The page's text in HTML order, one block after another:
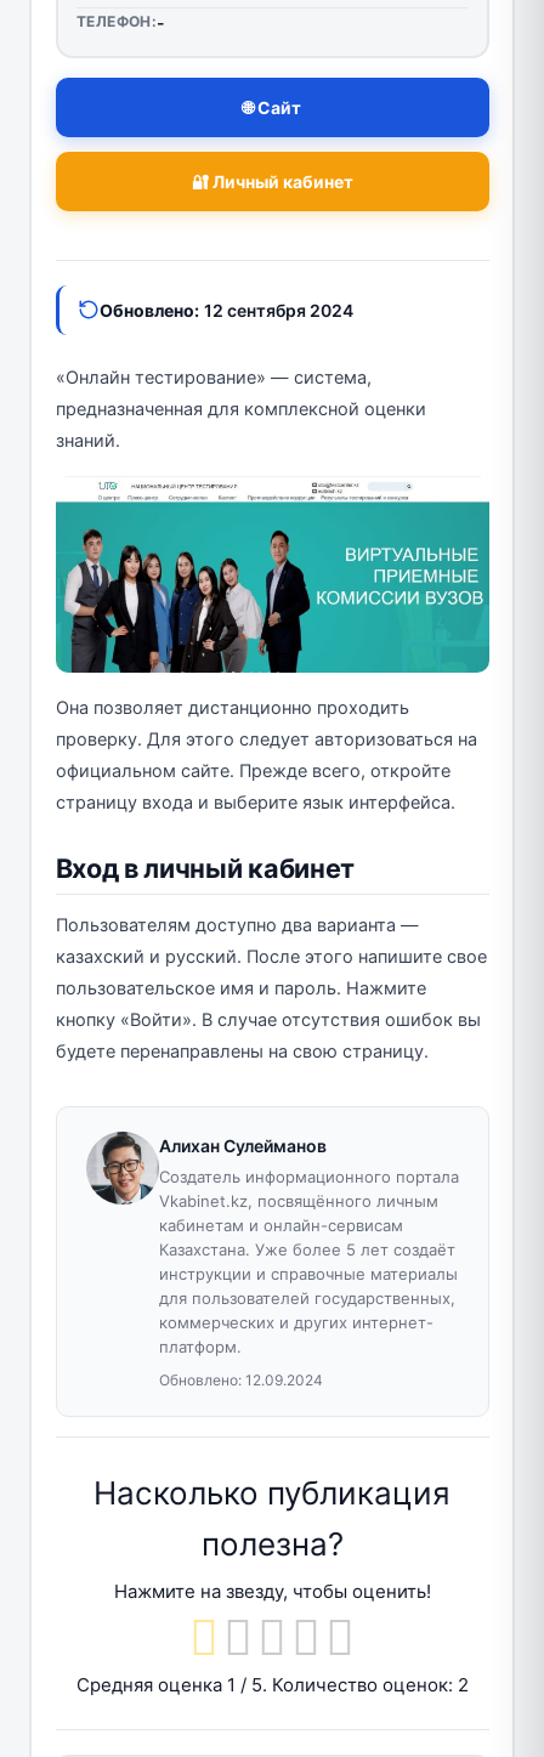
ТЕЛЕФОН:-
🌐 Сайт
🔐 Личный кабинет
Обновлено: 12 сентября 2024
«Онлайн тестирование» — система,
предназначенная для комплексной оценки
знаний.
Она позволяет дистанционно проходить
проверку. Для этого следует авторизоваться на
официальном сайте. Прежде всего, откройте
страницу входа и выберите язык интерфейса.
Вход в личный кабинет
Пользователям доступно два варианта —
казахский и русский. После этого напишите свое
пользовательское имя и пароль. Нажмите
кнопку «Войти». В случае отсутствия ошибок вы
будете перенаправлены на свою страницу.
Алихан Сулейманов
Создатель информационного портала
Vkabinet.kz, посвящённого личным
кабинетам и онлайн-сервисам
Казахстана. Уже более 5 лет создаёт
инструкции и справочные материалы
для пользователей государственных,
коммерческих и других интернет-
платформ.
Обновлено: 12.09.2024
Насколько публикация
полезна?
Нажмите на звезду, чтобы оценить!
Средняя оценка 1 / 5. Количество оценок: 2